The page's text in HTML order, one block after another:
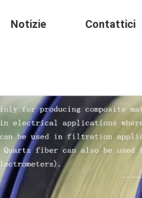
Notizie Contattici